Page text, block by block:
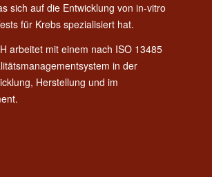
sich auf die Entwicklung von in-vitro
für Krebs spezialisiert hat.
arbeitet mit einem nach ISO 13485
in der
Herstellung und im